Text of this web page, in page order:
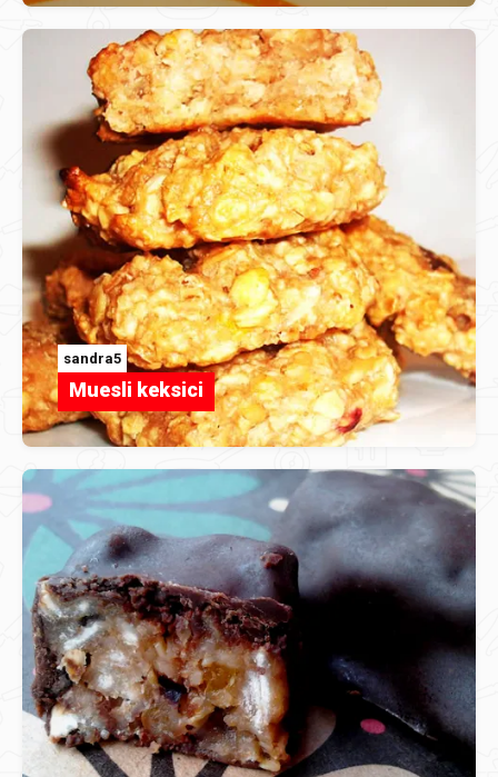
sandra5
Muesli keksici